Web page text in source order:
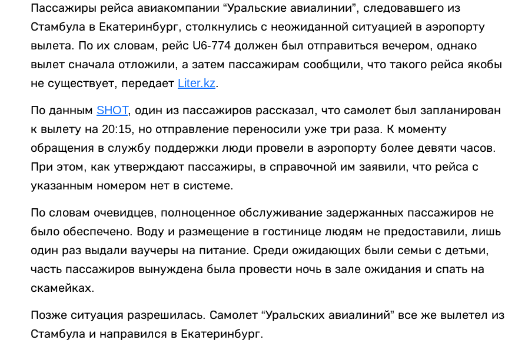
Пассажиры рейса авиакомпании “Уральские авиалинии”, следовавшего из
Стамбула в Екатеринбург, столкнулись с неожиданной ситуацией в аэропорту
вылета. По их словам, рейс U6-774 должен был отправиться вечером, однако
вылет сначала отложили, а затем пассажирам сообщили, что такого рейса якобы
не существует, передает Liter.kz.
По данным SHOT, один из пассажиров рассказал, что самолет был запланирован
к вылету на 20:15, но отправление переносили уже три раза. К моменту
обращения в службу поддержки люди провели в аэропорту более девяти часов.
При этом, как утверждают пассажиры, в справочной им заявили, что рейса с
указанным номером нет в системе.
По словам очевидцев, полноценное обслуживание задержанных пассажиров не
было обеспечено. Воду и размещение в гостинице людям не предоставили, лишь
один раз выдали ваучеры на питание. Среди ожидающих были семьи с детьми,
часть пассажиров вынуждена была провести ночь в зале ожидания и спать на
скамейках.
Позже ситуация разрешилась. Самолет “Уральских авиалиний” все же вылетел из
Стамбула и направился в Екатеринбург.